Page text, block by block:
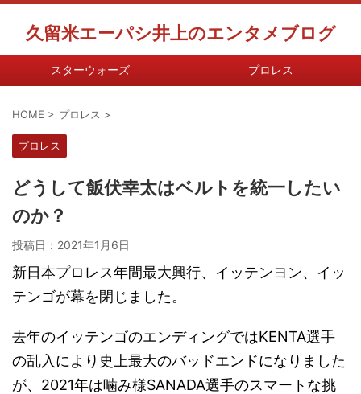
久留米エーパシ井上のエンタメブログ
スターウォーズ プロレス
HOME > プロレス >
プロレス
どうして飯伏幸太はベルトを統一したい
のか？
投稿日： 2021年1月6日
新日本プロレス年間最大興行、イッテンヨン、イッ
テンゴが幕を閉じました。
去年のイッテンゴのエンディングではKENTA選手
の乱入により史上最大のバッドエンドになりました
が、2021年は噛み様SANADA選手のスマートな挑